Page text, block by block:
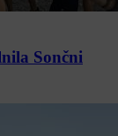
Sončni